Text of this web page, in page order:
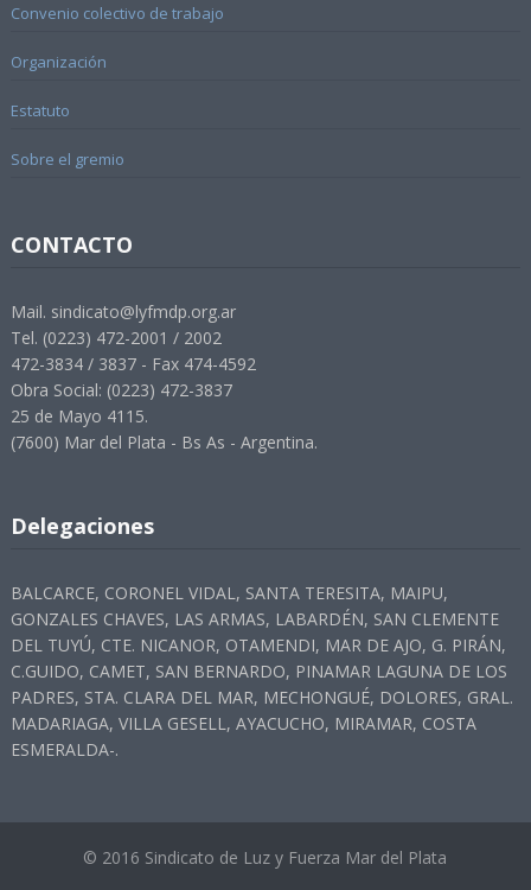
Convenio colectivo de trabajo
Organización
Estatuto
Sobre el gremio
CONTACTO
Mail. sindicato@lyfmdp.org.ar
Tel. (0223) 472-2001 / 2002
472-3834 / 3837 - Fax 474-4592
Obra Social: (0223) 472-3837
25 de Mayo 4115.
(7600) Mar del Plata - Bs As - Argentina.
Delegaciones
BALCARCE, CORONEL VIDAL, SANTA TERESITA, MAIPU,
GONZALES CHAVES, LAS ARMAS, LABARDÉN, SAN CLEMENTE
DEL TUYÚ, CTE. NICANOR, OTAMENDI, MAR DE AJO, G. PIRÁN,
C.GUIDO, CAMET, SAN BERNARDO, PINAMAR LAGUNA DE LOS
PADRES, STA. CLARA DEL MAR, MECHONGUÉ, DOLORES, GRAL.
MADARIAGA, VILLA GESELL, AYACUCHO, MIRAMAR, COSTA
ESMERALDA-.
© 2016 Sindicato de Luz y Fuerza Mar del Plata